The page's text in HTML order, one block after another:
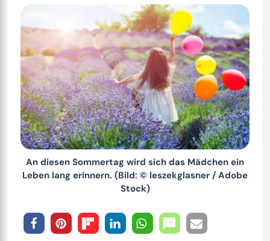
An diesen Sommertag wird sich das Mädchen ein
Leben lang erinnern. (Bild: © leszekglasner / Adobe
Stock)